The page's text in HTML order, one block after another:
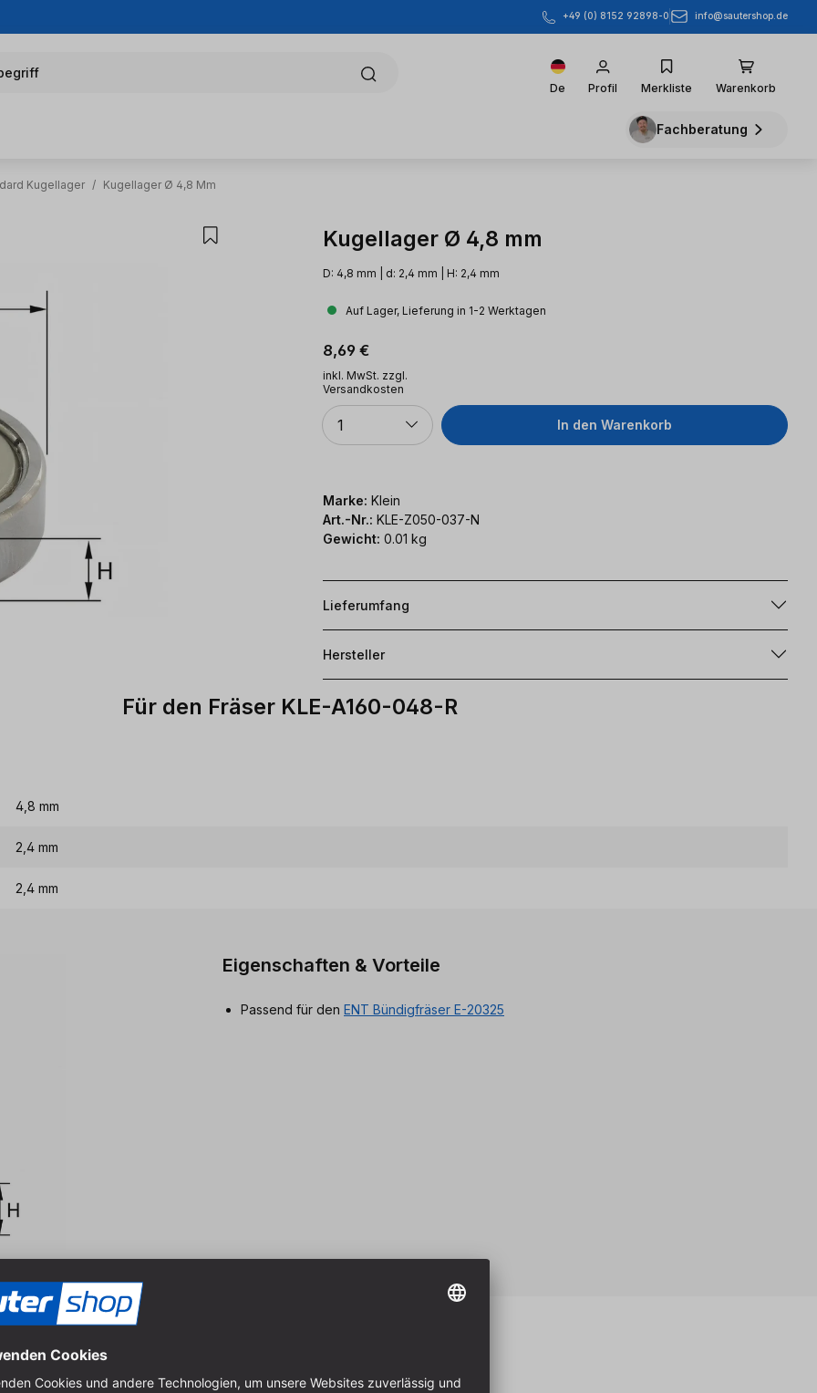
+49 (0) 8152 92898-0 info@sautershop.de
De Profil Merkliste Warenkorb
Fachberatung
Kugellager / Kugellager Ø 4,8 Mm
Kugellager Ø 4,8 mm
D: 4,8 mm | d: 2,4 mm | H: 2,4 mm
Auf Lager, Lieferung in 1-2 Werktagen
Regulärer Preis:
8,69 €
inkl. MwSt. zzgl.
Versandkosten
Anzahl
1 In den Warenkorb
Marke: Klein
Art.-Nr.: KLE-Z050-037-N
Gewicht: 0.01 kg
Lieferumfang
Hersteller
Für den Fräser KLE-A160-048-R
4,8 mm
2,4 mm
2,4 mm
Eigenschaften & Vorteile
Passend für den ENT Bündigfräser E-20325